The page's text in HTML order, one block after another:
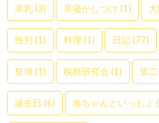
卒乳(3) 卒寝かしつけ (1)
性別 (1) 料理 (1) 日記(77)
祭壇 (1) 税務研究会 (1) 第
誕生日 (6) 赤ちゃんといっしょ